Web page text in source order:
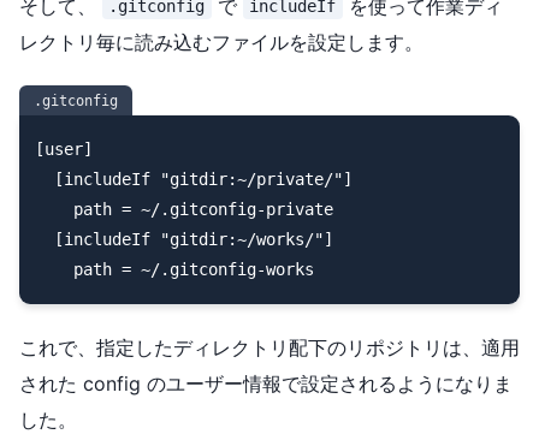
そして、 .gitconfig で includeIf
を使って作業ディ
レクトリ毎に読み込むファイルを設定します。
.gitconfig
[user]
  [includeIf "gitdir:~/private/"]
    path = ~/.gitconfig-private
  [includeIf "gitdir:~/works/"]
これで、指定したディレクトリ配下のリポジトリは、適用
された config のユーザー情報で設定されるようになりま
した。